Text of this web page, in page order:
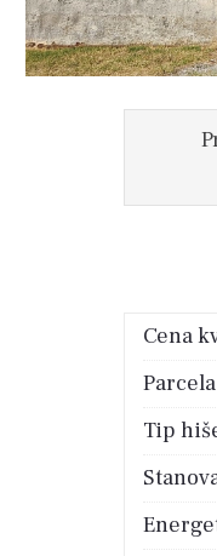
Cena
Parcela
Tip